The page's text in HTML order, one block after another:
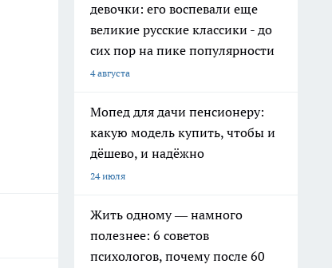
девочки: его воспевали еще
великие русские классики - до
сих пор на пике популярности
4 августа
Мопед для дачи пенсионеру:
какую модель купить, чтобы и
дёшево, и надёжно
24 июля
Жить одному — намного
полезнее: 6 советов
психологов, почему после 60